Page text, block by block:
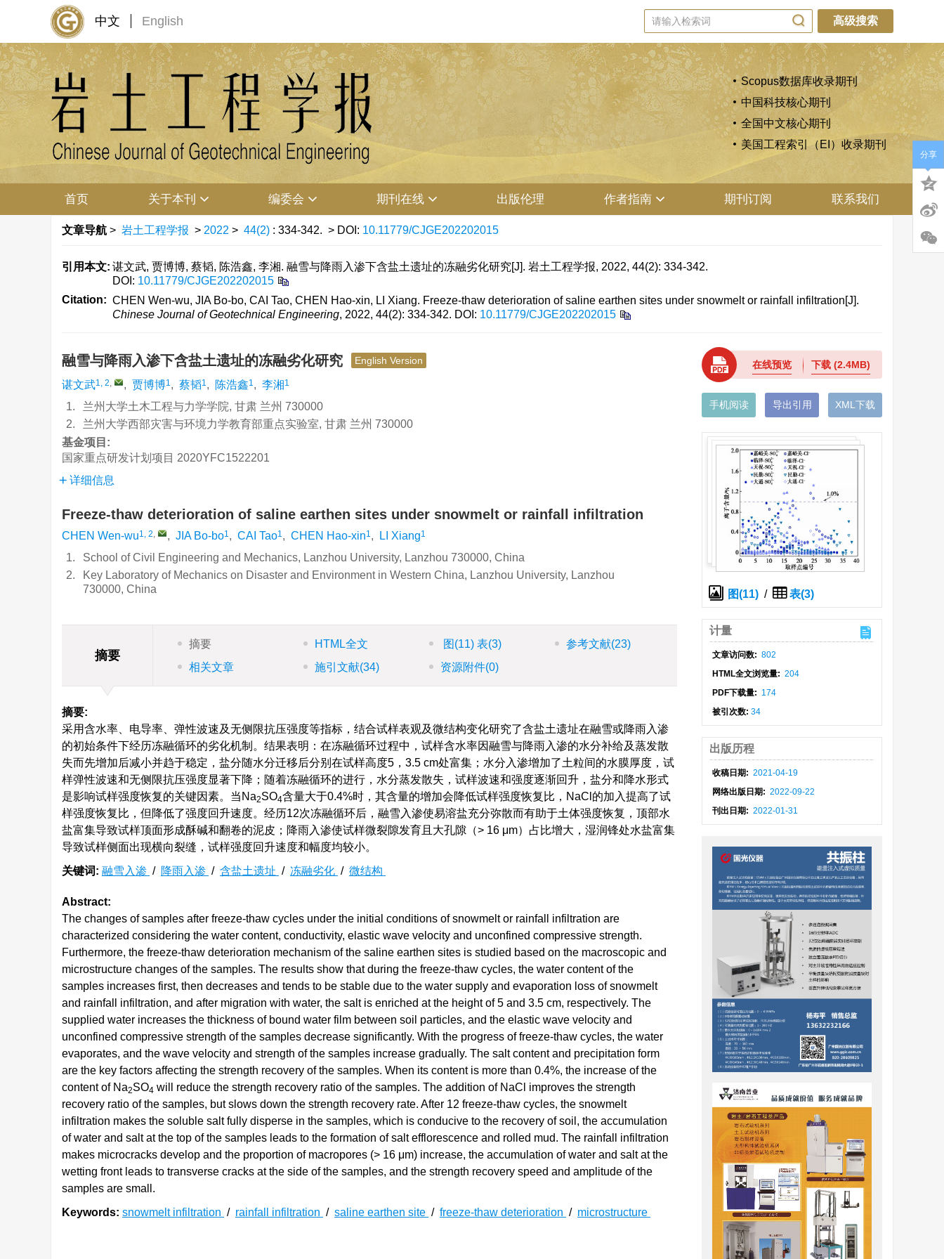
中文 English 高级搜索
Scopus数据库收录期刊
中国科技核心期刊
全国中文核心期刊
美国工程索引（EI）收录期刊
首页 关于本刊 编委会 期刊在线 出版伦理 作者指南 期刊订阅 联系我们
文章导航 > 岩土工程学报 > 2022 > 44(2) : 334-342. > DOI: 10.11779/CJGE202202015
引用本文: 谌文武, 贾博博, 蔡韬, 陈浩鑫, 李湘. 融雪与降雨入渗下含盐土遗址的冻融劣化研究[J]. 岩土工程学报, 2022, 44(2): 334-342.
DOI: 10.11779/CJGE202202015
Citation: CHEN Wen-wu, JIA Bo-bo, CAI Tao, CHEN Hao-xin, LI Xiang. Freeze-thaw deterioration of saline earthen sites under snowmelt or rainfall infiltration[J].
Chinese Journal of Geotechnical Engineering, 2022, 44(2): 334-342. DOI: 10.11779/CJGE202202015
融雪与降雨入渗下含盐土遗址的冻融劣化研究 English Version
谌文武1, 2, , 贾博博1, 蔡韬1, 陈浩鑫1, 李湘1
1.
兰州大学土木工程与力学学院, 甘肃 兰州 730000
2.
兰州大学西部灾害与环境力学教育部重点实验室, 甘肃 兰州 730000
基金项目:
国家重点研发计划项目 2020YFC1522201
详细信息
Freeze-thaw deterioration of saline earthen sites under snowmelt or rainfall infiltration
CHEN Wen-wu1, 2, , JIA Bo-bo1, CAI Tao1, CHEN Hao-xin1, LI Xiang1
1.
School of Civil Engineering and Mechanics, Lanzhou University, Lanzhou 730000, China
2.
Key Laboratory of Mechanics on Disaster and Environment in Western China, Lanzhou University, Lanzhou
730000, China
摘要
摘要 HTML全文 图 (11) 表(3) 参考文献(23)
相关文章
施引文献(34) 资源附件(0)
摘要:
采用含水率、电导率、弹性波速及无侧限抗压强度等指标，结合试样表观及微结构变化研究了含盐土遗址在融雪或降雨入渗
的初始条件下经历冻融循环的劣化机制。结果表明：在冻融循环过程中，试样含水率因融雪与降雨入渗的水分补给及蒸发散
失而先增加后减小并趋于稳定，盐分随水分迁移后分别在试样高度5，3.5 cm处富集；水分入渗增加了土粒间的水膜厚度，试
样弹性波速和无侧限抗压强度显著下降；随着冻融循环的进行，水分蒸发散失，试样波速和强度逐渐回升，盐分和降水形式
是影响试样强度恢复的关键因素。当Na2SO4含量大于0.4%时，其含量的增加会降低试样强度恢复比，NaCl的加入提高了试
样强度恢复比，但降低了强度回升速度。经历12次冻融循环后，融雪入渗使易溶盐充分弥散而有助于土体强度恢复，顶部水
盐富集导致试样顶面形成酥碱和翻卷的泥皮；降雨入渗使试样微裂隙发育且大孔隙（> 16 μm）占比增大，湿润锋处水盐富集
导致试样侧面出现横向裂缝，试样强度回升速度和幅度均较小。
关键词: 融雪入渗 / 降雨入渗 / 含盐土遗址 / 冻融劣化 / 微结构
Abstract:
The changes of samples after freeze-thaw cycles under the initial conditions of snowmelt or rainfall infiltration are
characterized considering the water content, conductivity, elastic wave velocity and unconfined compressive strength.
Furthermore, the freeze-thaw deterioration mechanism of the saline earthen sites is studied based on the macroscopic and
microstructure changes of the samples. The results show that during the freeze-thaw cycles, the water content of the
samples increases first, then decreases and tends to be stable due to the water supply and evaporation loss of snowmelt
and rainfall infiltration, and after migration with water, the salt is enriched at the height of 5 and 3.5 cm, respectively. The
supplied water increases the thickness of bound water film between soil particles, and the elastic wave velocity and
unconfined compressive strength of the samples decrease significantly. With the progress of freeze-thaw cycles, the water
evaporates, and the wave velocity and strength of the samples increase gradually. The salt content and precipitation form
are the key factors affecting the strength recovery of the samples. When its content is more than 0.4%, the increase of the
content of Na2SO4 will reduce the strength recovery ratio of the samples. The addition of NaCl improves the strength
recovery ratio of the samples, but slows down the strength recovery rate. After 12 freeze-thaw cycles, the snowmelt
infiltration makes the soluble salt fully disperse in the samples, which is conducive to the recovery of soil, the accumulation
of water and salt at the top of the samples leads to the formation of salt efflorescence and rolled mud. The rainfall infiltration
makes microcracks develop and the proportion of macropores (> 16 μm) increase, the accumulation of water and salt at the
wetting front leads to transverse cracks at the side of the samples, and the strength recovery speed and amplitude of the
samples are small.
Keywords: snowmelt infiltration / rainfall infiltration / saline earthen site / freeze-thaw deterioration / microstructure
在线预览 下载(2.4MB)
手机阅读 导出引用 XML下载
图(11) / 表(3)
计量
文章访问数: 802
HTML全文浏览量: 204
PDF下载量: 174
被引次数:34
出版历程
收稿日期: 2021-04-19
网络出版日期: 2022-09-22
刊出日期: 2022-01-31
分享